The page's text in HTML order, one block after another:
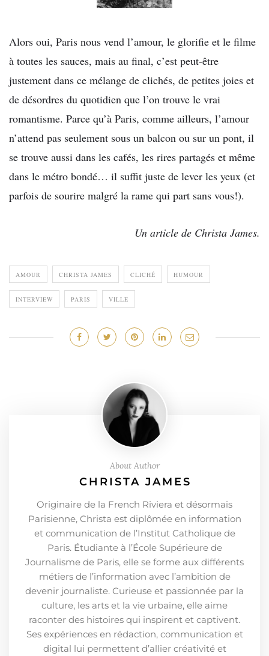
Alors oui, Paris nous vend l’amour, le glorifie et le filme
à toutes les sauces, mais au final, c’est peut-être
justement dans ce mélange de clichés, de petites joies et
de désordres du quotidien que l’on trouve le vrai
romantisme. Parce qu’à Paris, comme ailleurs, l’amour
n’attend pas seulement sous un balcon ou sur un pont, il
se trouve aussi dans les cafés, les rires partagés et même
dans le métro bondé… il suffit juste de lever les yeux (et
parfois de sourire malgré la rame qui part sans vous!).
Un article de Christa James.
AMOUR CHRISTA JAMES CLICHÉ HUMOUR
INTERVIEW PARIS VILLE
About Author
CHRISTA JAMES
Originaire de la French Riviera et désormais
Parisienne, Christa est diplômée en information
et communication de l’Institut Catholique de
Paris. Étudiante à l’École Supérieure de
Journalisme de Paris, elle se forme aux différents
métiers de l’information avec l’ambition de
devenir journaliste. Curieuse et passionnée par la
culture, les arts et la vie urbaine, elle aime
raconter des histoires qui inspirent et captivent.
Ses expériences en rédaction, communication et
digital lui permettent d’allier créativité et